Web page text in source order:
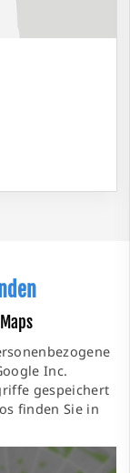
Inc.
gespeichert
finden Sie in